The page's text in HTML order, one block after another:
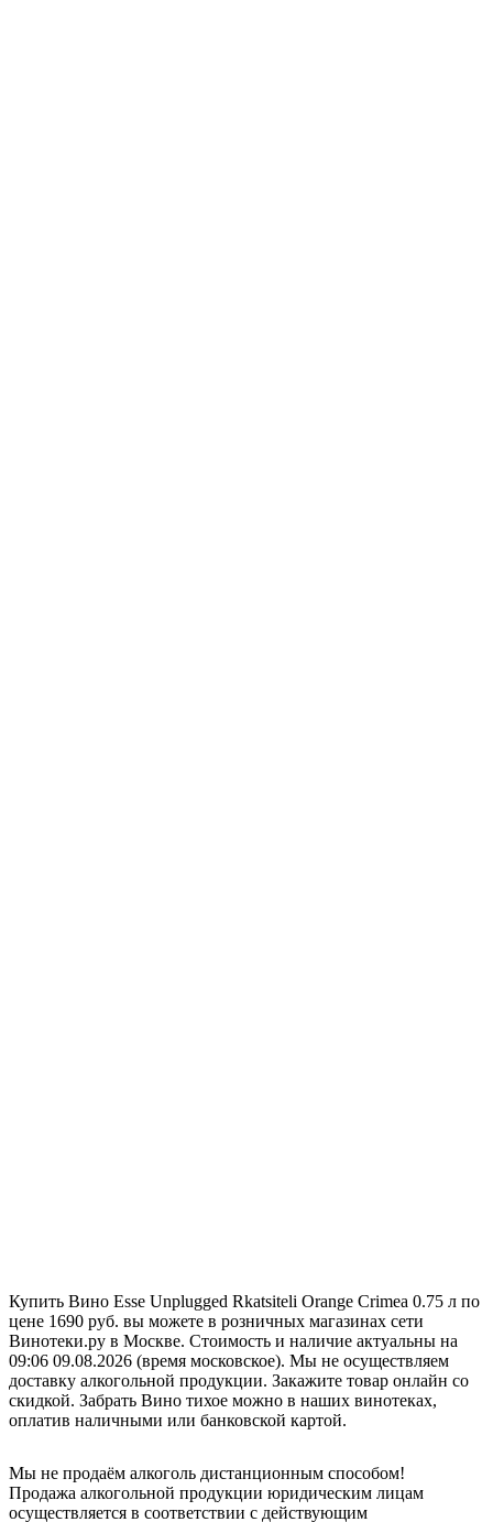
Купить Вино Esse Unplugged Rkatsiteli Orange Crimea 0.75 л по
цене 1690 руб. вы можете в розничных магазинах сети
Винотеки.ру в Москве. Стоимость и наличие актуальны на
09:06 09.08.2026 (время московское). Мы не осуществляем
доставку алкогольной продукции. Закажите товар онлайн со
скидкой. Забрать Вино тихое можно в наших винотеках,
оплатив наличными или банковской картой.
Мы не продаём алкоголь дистанционным способом!
Продажа алкогольной продукции юридическим лицам
осуществляется в соответствии с действующим